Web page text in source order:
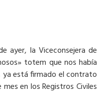
ayer, la Viceconsejera de
totem que nos había
ya está firmado el contrato
en los Registros Civiles